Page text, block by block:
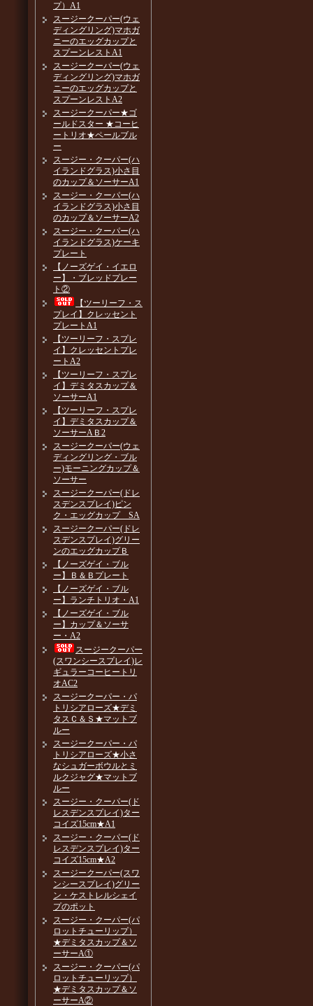
プ）A1
スージークーパー(ウェ
ディングリング)マホガ
ニーのエッグカップと
スプーンレストA1
スージークーパー(ウェ
ディングリング)マホガ
ニーのエッグカップと
スプーンレストA2
スージークーパー★ゴ
ールドスター ★コーヒ
ートリオ★ペールブル
ー
スージー・クーパー(ハ
イランドグラス)小さ目
のカップ＆ソーサーA1
スージー・クーパー(ハ
イランドグラス)小さ目
のカップ＆ソーサーA2
スージー・クーパー(ハ
イランドグラス)ケーキ
プレート
【ノーズゲイ・イエロ
ー】・ブレッドプレー
ト②
【ツーリーフ・ス
プレイ】クレッセント
プレートA1
【ツーリーフ・スプレ
イ】クレッセントプレ
ートA2
【ツーリーフ・スプレ
イ】デミタスカップ＆
ソーサーA1
【ツーリーフ・スプレ
イ】デミタスカップ＆
ソーサーAＢ2
スージークーパー(ウェ
ディングリング・ブル
ー)モーニングカップ＆
ソーサー
スージークーパー(ドレ
スデンスプレイ)ピン
ク・エッグカップ SA
スージークーパー(ドレ
スデンスプレイ)グリー
ンのエッグカップＢ
【ノーズゲイ・ブル
ー】Ｂ＆Ｂプレート
【ノーズゲイ・ブル
ー】ランチトリオ・A1
【ノーズゲイ・ブル
ー】カップ＆ソーサ
ー・A2
スージークーパー
(スワンシースプレイ)レ
ギュラーコーヒートリ
オAC2
スージークーパー・パ
トリシアローズ★デミ
タスＣ＆Ｓ★マットブ
ルー
スージークーパー・パ
トリシアローズ★小さ
なシュガーボウルとミ
ルクジャグ★マットブ
ルー
スージー・クーパー(ド
レスデンスプレイ)ター
コイズ15cm★A1
スージー・クーパー(ド
レスデンスプレイ)ター
コイズ15cm★A2
スージークーパー(スワ
ンシースプレイ)グリー
ン・ケストレルシェイ
プのポット
スージー・クーパー(パ
ロットチューリップ）
★デミタスカップ＆ソ
ーサーA①
スージー・クーパー(パ
ロットチューリップ）
★デミタスカップ＆ソ
ーサーA②